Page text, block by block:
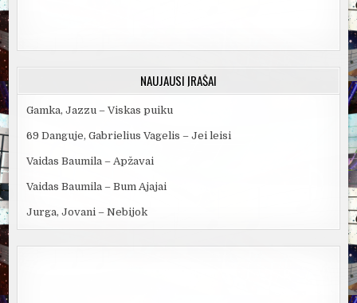
NAUJAUSI ĮRAŠAI
Gamka, Jazzu – Viskas puiku
69 Danguje, Gabrielius Vagelis – Jei leisi
Vaidas Baumila – Apžavai
Vaidas Baumila – Bum Ajajai
Jurga, Jovani – Nebijok